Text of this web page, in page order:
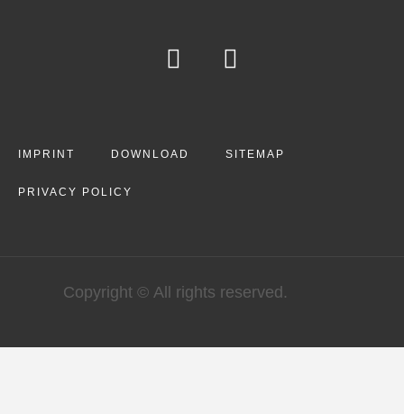
IMPRINT DOWNLOAD SITEMAP
PRIVACY POLICY
Copyright © All rights reserved.